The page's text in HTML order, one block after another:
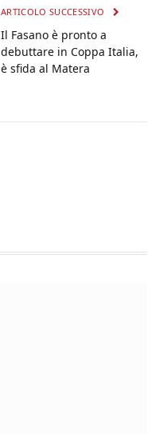
ARTICOLO SUCCESSIVO
Il Fasano è pronto a
debuttare in Coppa Italia,
è sfida al Matera